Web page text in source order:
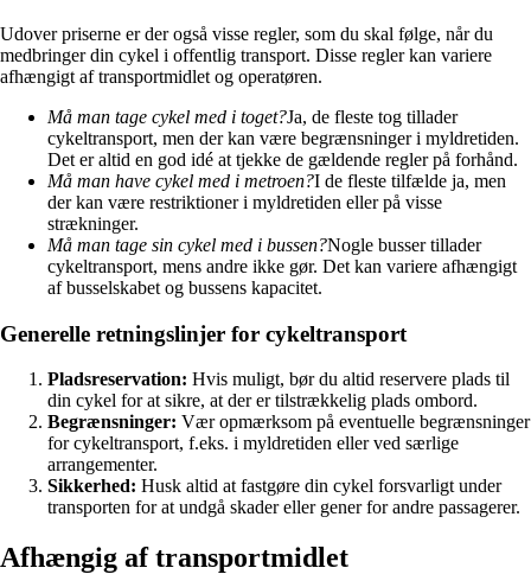
Udover priserne er der også visse regler, som du skal følge, når du
medbringer din cykel i offentlig transport. Disse regler kan variere
afhængigt af transportmidlet og operatøren.
Må man tage cykel med i toget?Ja, de fleste tog tillader
cykeltransport, men der kan være begrænsninger i myldretiden.
Det er altid en god idé at tjekke de gældende regler på forhånd.
Må man have cykel med i metroen?I de fleste tilfælde ja, men
der kan være restriktioner i myldretiden eller på visse
strækninger.
Må man tage sin cykel med i bussen?Nogle busser tillader
cykeltransport, mens andre ikke gør. Det kan variere afhængigt
af busselskabet og bussens kapacitet.
Generelle retningslinjer for cykeltransport
Pladsreservation: Hvis muligt, bør du altid reservere plads til
din cykel for at sikre, at der er tilstrækkelig plads ombord.
Begrænsninger: Vær opmærksom på eventuelle begrænsninger
for cykeltransport, f.eks. i myldretiden eller ved særlige
arrangementer.
Sikkerhed: Husk altid at fastgøre din cykel forsvarligt under
transporten for at undgå skader eller gener for andre passagerer.
Afhængig af transportmidlet